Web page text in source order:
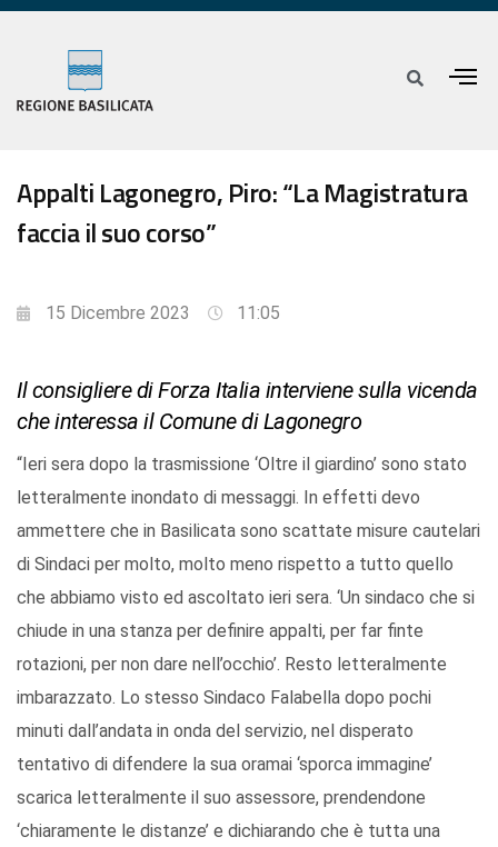
Appalti Lagonegro, Piro: “La Magistratura
faccia il suo corso”
15 Dicembre 2023 11:05
Il consigliere di Forza Italia interviene sulla vicenda
che interessa il Comune di Lagonegro
“Ieri sera dopo la trasmissione ‘Oltre il giardino’ sono stato
letteralmente inondato di messaggi. In effetti devo
ammettere che in Basilicata sono scattate misure cautelari
di Sindaci per molto, molto meno rispetto a tutto quello
che abbiamo visto ed ascoltato ieri sera. ‘Un sindaco che si
chiude in una stanza per definire appalti, per far finte
rotazioni, per non dare nell’occhio’. Resto letteralmente
imbarazzato. Lo stesso Sindaco Falabella dopo pochi
minuti dall’andata in onda del servizio, nel disperato
tentativo di difendere la sua oramai ‘sporca immagine’
scarica letteralmente il suo assessore, prendendone
‘chiaramente le distanze’ e dichiarando che è tutta una